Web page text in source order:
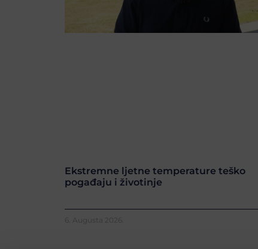
Ekstremne ljetne temperature teško
pogađaju i životinje
6. Augusta 2026.